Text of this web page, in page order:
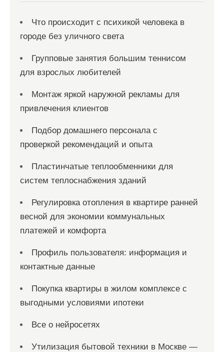
Что происходит с психикой человека в
городе без уличного света
Групповые занятия большим теннисом
для взрослых любителей
Монтаж яркой наружной рекламы для
привлечения клиентов
Подбор домашнего персонала с
проверкой рекомендаций и опыта
Пластинчатые теплообменники для
систем теплоснабжения зданий
Регулировка отопления в квартире ранней
весной для экономии коммунальных
платежей и комфорта
Профиль пользователя: информация и
контактные данные
Покупка квартиры в жилом комплексе с
выгодными условиями ипотеки
Все о нейросетях
Утилизация бытовой техники в Москве —